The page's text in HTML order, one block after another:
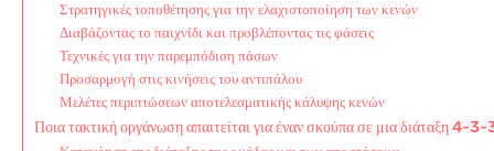
Στρατηγικές τοποθέτησης για την ελαχιστοποίηση των κενών
Διαβάζοντας το παιχνίδι και προβλέποντας τις φάσεις
Τεχνικές για την παρεμπόδιση πάσων
Προσαρμογή στις κινήσεις του αντιπάλου
Μελέτες περιπτώσεων αποτελεσματικής κάλυψης κενών
Ποια τακτική οργάνωση απαιτείται για έναν σκούπα σε μια διάταξη 4-3-